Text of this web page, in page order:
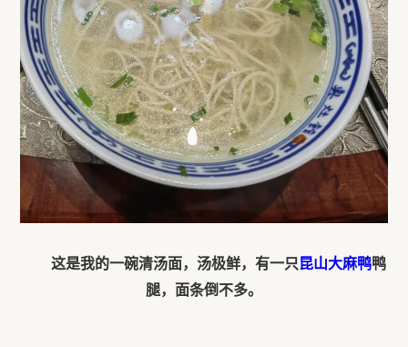
这是我的一碗清汤面，汤极鲜，有一只昆山大麻鸭鸭
腿，面条倒不多。